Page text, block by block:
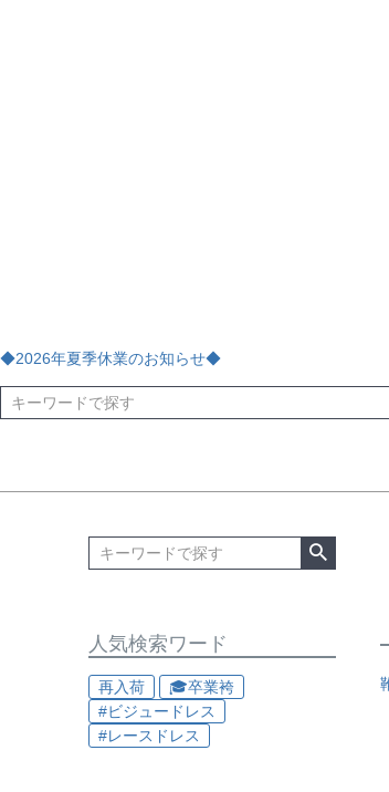
◆2026年夏季休業のお知らせ◆
人気検索ワード
再入荷
🎓卒業袴
#ビジュードレス
#レースドレス